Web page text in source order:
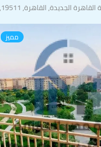
الجديدة, القاهرة, 19511, مصر
مميز